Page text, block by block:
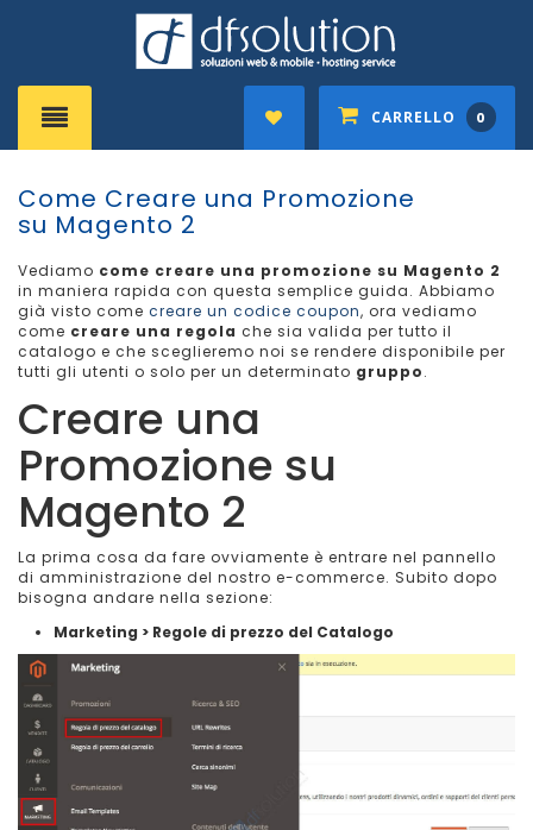
CARRELLO 0
Come Creare una Promozione
su Magento 2
Vediamo come creare una promozione su Magento 2
in maniera rapida con questa semplice guida. Abbiamo
già visto come creare un codice coupon, ora vediamo
come creare una regola che sia valida per tutto il
catalogo e che sceglieremo noi se rendere disponibile per
tutti gli utenti o solo per un determinato gruppo.
Creare una
Promozione su
Magento 2
La prima cosa da fare ovviamente è entrare nel pannello
di amministrazione del nostro e-commerce. Subito dopo
bisogna andare nella sezione:
Marketing > Regole di prezzo del Catalogo